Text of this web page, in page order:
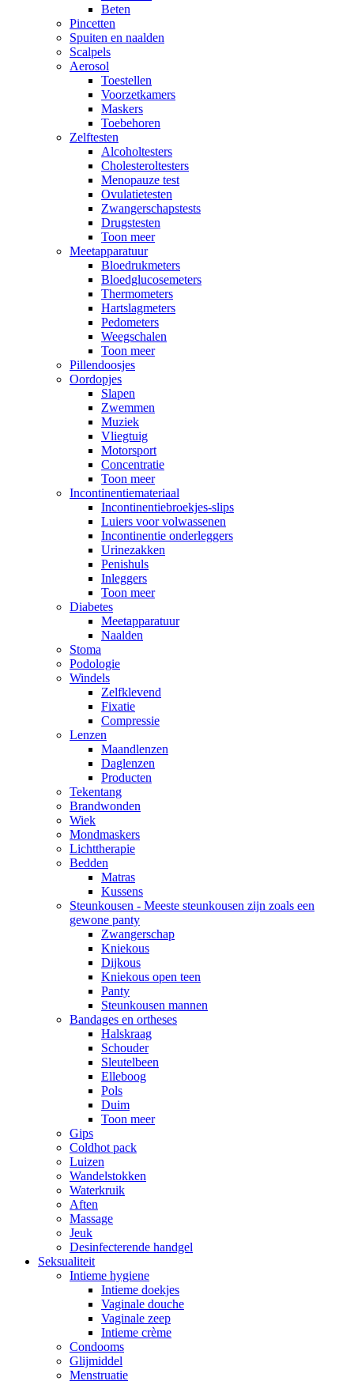
Beten
Pincetten
Spuiten en naalden
Scalpels
Aerosol
Toestellen
Voorzetkamers
Maskers
Toebehoren
Zelftesten
Alcoholtesters
Cholesteroltesters
Menopauze test
Ovulatietesten
Zwangerschapstests
Drugstesten
Toon meer
Meetapparatuur
Bloedrukmeters
Bloedglucosemeters
Thermometers
Hartslagmeters
Pedometers
Weegschalen
Toon meer
Pillendoosjes
Oordopjes
Slapen
Zwemmen
Muziek
Vliegtuig
Motorsport
Concentratie
Toon meer
Incontinentiemateriaal
Incontinentiebroekjes-slips
Luiers voor volwassenen
Incontinentie onderleggers
Urinezakken
Penishuls
Inleggers
Toon meer
Diabetes
Meetapparatuur
Naalden
Stoma
Podologie
Windels
Zelfklevend
Fixatie
Compressie
Lenzen
Maandlenzen
Daglenzen
Producten
Tekentang
Brandwonden
Wiek
Mondmaskers
Lichttherapie
Bedden
Matras
Kussens
Steunkousen - Meeste steunkousen zijn zoals een
gewone panty
Zwangerschap
Kniekous
Dijkous
Kniekous open teen
Panty
Steunkousen mannen
Bandages en ortheses
Halskraag
Schouder
Sleutelbeen
Elleboog
Pols
Duim
Toon meer
Gips
Coldhot pack
Luizen
Wandelstokken
Waterkruik
Aften
Massage
Jeuk
Desinfecterende handgel
Seksualiteit
Intieme hygiene
Intieme doekjes
Vaginale douche
Vaginale zeep
Intieme crème
Condooms
Glijmiddel
Menstruatie